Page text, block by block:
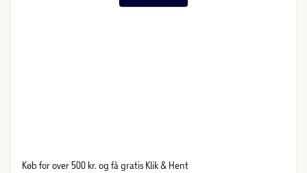
Køb for over 500 kr. og få gratis Klik & Hent